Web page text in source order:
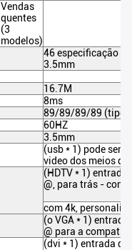
Vendas
quentes
(3
modelos)
46 especificação
3.5mm
16.7M
8ms
89/89/89/89 (tipo)
60HZ
3.5mm
(usb * 1) pode ser
video dos meios da
(HDTV * 1)
@, para trás -
com 4k,
(o VGA * 1)
@ para a
(dvi * 1) entrada